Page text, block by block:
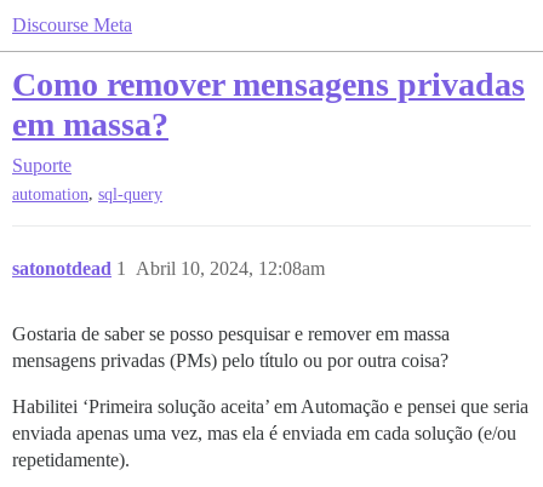
Discourse Meta
Como remover mensagens privadas
em massa?
Suporte
automation, sql-query
satonotdead Abril 10, 2024, 12:08am
1
Gostaria de saber se posso pesquisar e remover em massa
mensagens privadas (PMs) pelo título ou por outra coisa?
Habilitei ‘Primeira solução aceita’ em Automação e pensei que seria
enviada apenas uma vez, mas ela é enviada em cada solução (e/ou
repetidamente).